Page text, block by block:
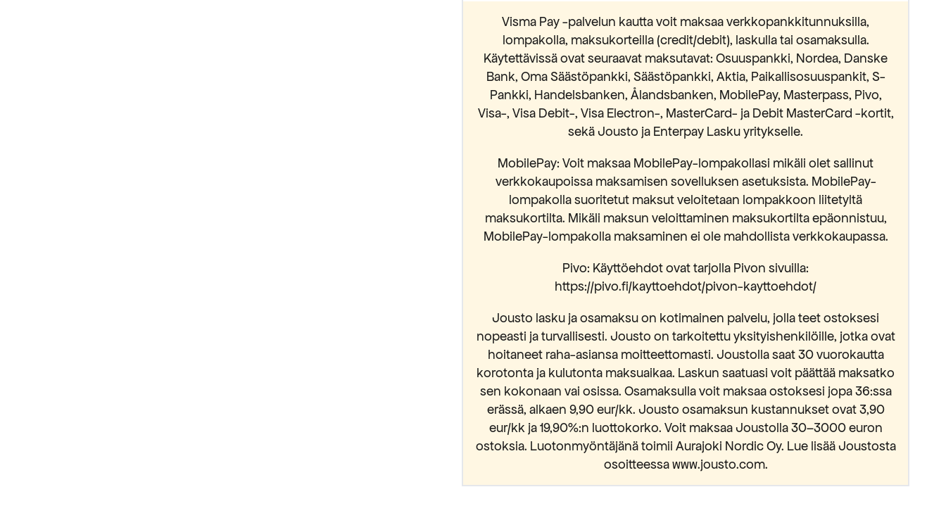
Visma Pay -palvelun kautta voit maksaa verkkopankkitunnuksilla,
lompakolla, maksukorteilla (credit/debit), laskulla tai osamaksulla.
Käytettävissä ovat seuraavat maksutavat: Osuuspankki, Nordea, Danske
Bank, Oma Säästöpankki, Säästöpankki, Aktia, Paikallisosuuspankit, S-
Pankki, Handelsbanken, Ålandsbanken, MobilePay, Masterpass, Pivo,
Visa-, Visa Debit-, Visa Electron-, MasterCard- ja Debit MasterCard -kortit,
sekä Jousto ja Enterpay Lasku yritykselle.
MobilePay: Voit maksaa MobilePay-lompakollasi mikäli olet sallinut
verkkokaupoissa maksamisen sovelluksen asetuksista. MobilePay-
lompakolla suoritetut maksut veloitetaan lompakkoon liitetyltä
maksukortilta. Mikäli maksun veloittaminen maksukortilta epäonnistuu,
MobilePay-lompakolla maksaminen ei ole mahdollista verkkokaupassa.
Pivo: Käyttöehdot ovat tarjolla Pivon sivuilla:
https://pivo.fi/kayttoehdot/pivon-kayttoehdot/
Jousto lasku ja osamaksu on kotimainen palvelu, jolla teet ostoksesi
nopeasti ja turvallisesti. Jousto on tarkoitettu yksityishenkilöille, jotka ovat
hoitaneet raha-asiansa moitteettomasti. Joustolla saat 30 vuorokautta
korotonta ja kulutonta maksuaikaa. Laskun saatuasi voit päättää maksatko
sen kokonaan vai osissa. Osamaksulla voit maksaa ostoksesi jopa 36:ssa
erässä, alkaen 9,90 eur/kk. Jousto osamaksun kustannukset ovat 3,90
eur/kk ja 19,90%:n luottokorko. Voit maksaa Joustolla 30–3000 euron
ostoksia. Luotonmyöntäjänä toimii Aurajoki Nordic Oy. Lue lisää Joustosta
osoitteessa www.jousto.com.